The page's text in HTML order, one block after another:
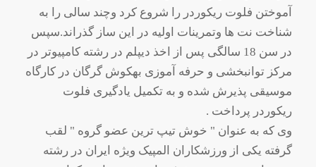
آموختن فلوت ریکوردر را شروع کرد وچند سالی را به
شناخت نت ها وتمرینات اولیه در این ساز گذراند.سپس
در سن 18 سالگی پس از اخذ دیپلم در رشته کامپیوتر در
مرکز توانبخشی و حرفه آموزی بهکوش گرگان در کارگاه
موسیقی پذیرش شده و به تکمیل یادگیری فلوت
ریکوردر پرداخت .
وی که به عنوان " خوش تیپ ترین عضو گروه " لقب
گرفته یکی از ورزشکاران المپیک ویژه ایران در رشته